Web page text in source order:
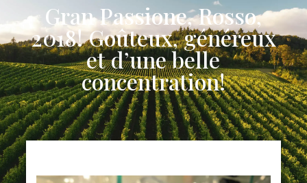
Gran Passione, Rosso,
2018! Goûteux, généreux
et d’une belle
concentration!